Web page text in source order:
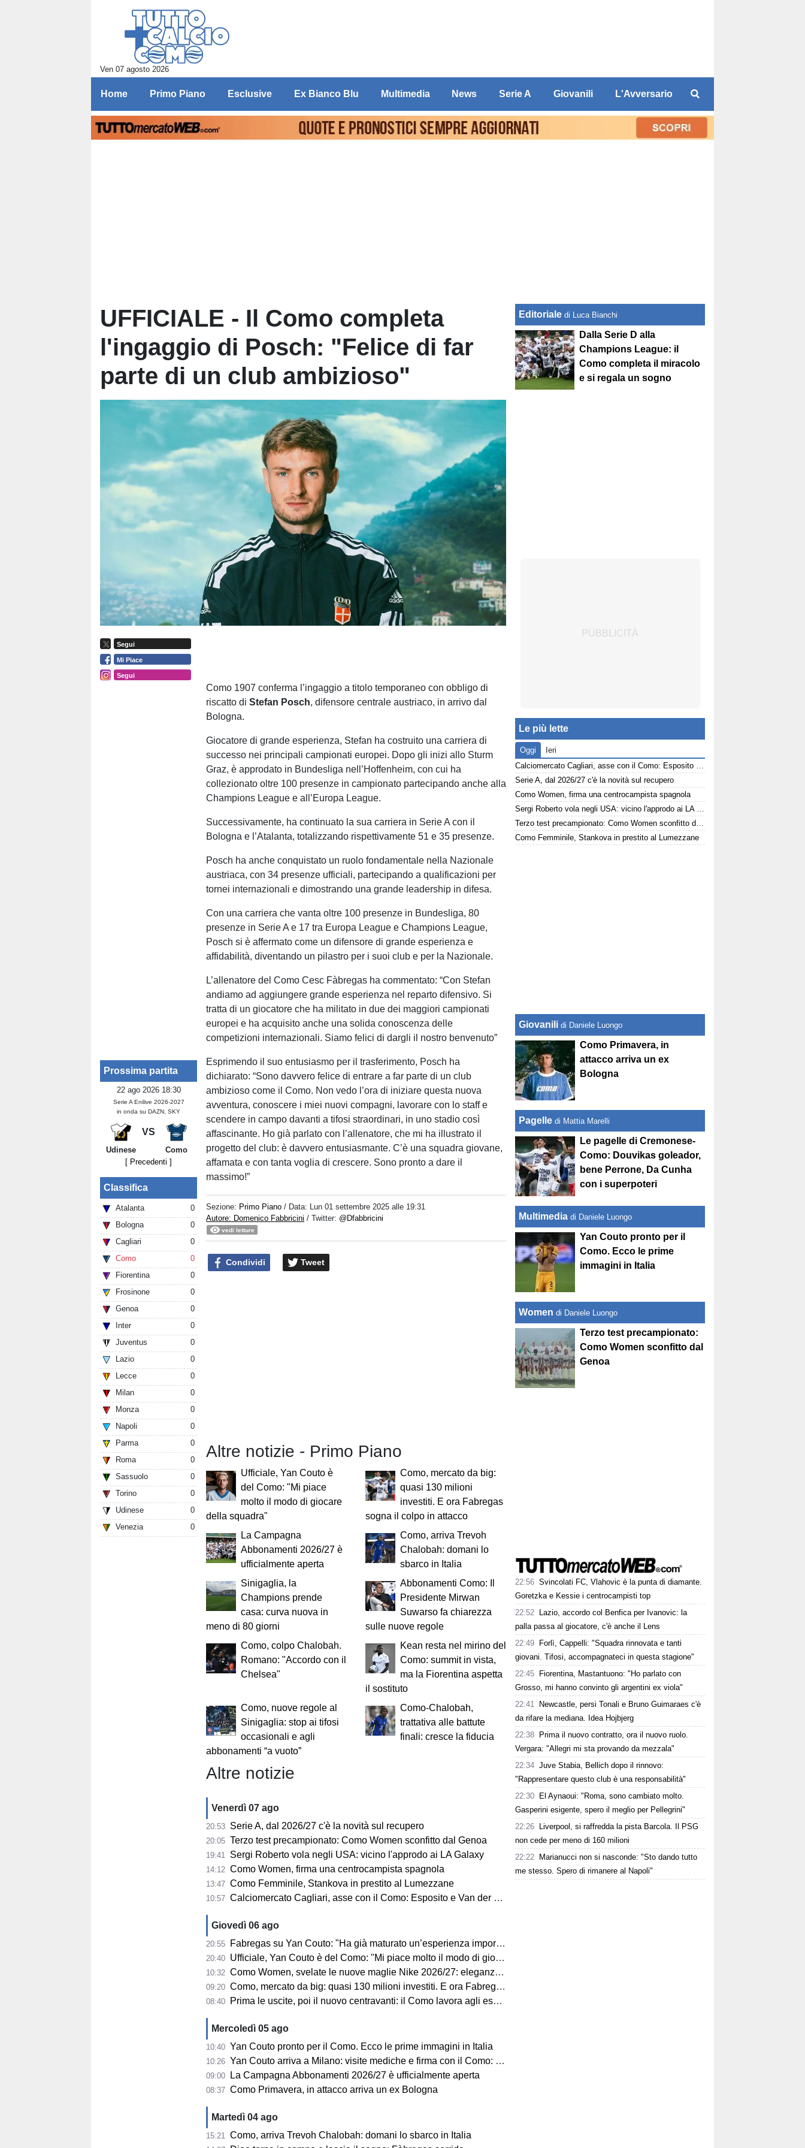
Ven 07 agosto 2026
Home Primo Piano Esclusive Ex Bianco Blu Multimedia News Serie A Giovanili L'Avversario
UFFICIALE - Il Como completa
l'ingaggio di Posch: "Felice di far
parte di un club ambizioso"
Segui
Mi Piace
Segui
Prossima partita
22 ago 2026 18:30
Serie A Enilive 2026-2027
in onda su DAZN, SKY
VS
Udinese
Como
[ Precedenti ]
Classifica
Atalanta
0
Bologna
0
Cagliari
0
Como
0
Fiorentina
0
Frosinone
0
Genoa
0
Inter
0
Juventus
0
Lazio
0
Lecce
0
Milan
0
Monza
0
Napoli
0
Parma
0
Roma
0
Sassuolo
0
Torino
0
Udinese
0
Venezia
0
Como 1907 conferma l’ingaggio a titolo temporaneo con obbligo di
riscatto di Stefan Posch, difensore centrale austriaco, in arrivo dal
Bologna.
Giocatore di grande esperienza, Stefan ha costruito una carriera di
successo nei principali campionati europei. Dopo gli inizi allo Sturm
Graz, è approdato in Bundesliga nell’Hoffenheim, con cui ha
collezionato oltre 100 presenze in campionato partecipando anche alla
Champions League e all’Europa League.
Successivamente, ha continuato la sua carriera in Serie A con il
Bologna e l’Atalanta, totalizzando rispettivamente 51 e 35 presenze.
Posch ha anche conquistato un ruolo fondamentale nella Nazionale
austriaca, con 34 presenze ufficiali, partecipando a qualificazioni per
tornei internazionali e dimostrando una grande leadership in difesa.
Con una carriera che vanta oltre 100 presenze in Bundesliga, 80
presenze in Serie A e 17 tra Europa League e Champions League,
Posch si è affermato come un difensore di grande esperienza e
affidabilità, diventando un pilastro per i suoi club e per la Nazionale.
L’allenatore del Como Cesc Fàbregas ha commentato: “Con Stefan
andiamo ad aggiungere grande esperienza nel reparto difensivo. Si
tratta di un giocatore che ha militato in due dei maggiori campionati
europei e ha acquisito anche una solida conoscenza delle
competizioni internazionali. Siamo felici di dargli il nostro benvenuto”
Esprimendo il suo entusiasmo per il trasferimento, Posch ha
dichiarato: “Sono davvero felice di entrare a far parte di un club
ambizioso come il Como. Non vedo l’ora di iniziare questa nuova
avventura, conoscere i miei nuovi compagni, lavorare con lo staff e
scendere in campo davanti a tifosi straordinari, in uno stadio così
affascinante. Ho già parlato con l’allenatore, che mi ha illustrato il
progetto del club: è davvero entusiasmante. C’è una squadra giovane,
affamata e con tanta voglia di crescere. Sono pronto a dare il
massimo!”
Sezione: Primo Piano / Data: Lun 01 settembre 2025 alle 19:31
Autore: Domenico Fabbricini / Twitter: @Dfabbricini
vedi letture
Condividi Tweet
Altre notizie - Primo Piano
Ufficiale, Yan Couto è
del Como: "Mi piace
molto il modo di giocare
della squadra"
Como, mercato da big:
quasi 130 milioni
investiti. E ora Fabregas
sogna il colpo in attacco
La Campagna
Abbonamenti 2026/27 è
ufficialmente aperta
Como, arriva Trevoh
Chalobah: domani lo
sbarco in Italia
Sinigaglia, la
Champions prende
casa: curva nuova in
meno di 80 giorni
Abbonamenti Como: Il
Presidente Mirwan
Suwarso fa chiarezza
sulle nuove regole
Como, colpo Chalobah.
Romano: "Accordo con il
Chelsea"
Kean resta nel mirino del
Como: summit in vista,
ma la Fiorentina aspetta
il sostituto
Como, nuove regole al
Sinigaglia: stop ai tifosi
occasionali e agli
abbonamenti “a vuoto”
Como-Chalobah,
trattativa alle battute
finali: cresce la fiducia
Altre notizie
Venerdì 07 ago
20:53 Serie A, dal 2026/27 c'è la novità sul recupero
20:05 Terzo test precampionato: Como Women sconfitto dal Genoa
19:41 Sergi Roberto vola negli USA: vicino l'approdo ai LA Galaxy
14:12 Como Women, firma una centrocampista spagnola
13:47 Como Femminile, Stankova in prestito al Lumezzane
10:57 Calciomercato Cagliari, asse con il Como: Esposito e Van der Brempt sul tavolo
Giovedì 06 ago
20:55 Fabregas su Yan Couto: "Ha già maturato un’esperienza importante, può crescere ancora"
20:40 Ufficiale, Yan Couto è del Como: "Mi piace molto il modo di giocare della squadra"
10:32 Como Women, svelate le nuove maglie Nike 2026/27: eleganza e performance al centro del progetto
09:20 Como, mercato da big: quasi 130 milioni investiti. E ora Fabregas sogna il colpo in attacco
08:40 Prima le uscite, poi il nuovo centravanti: il Como lavora agli esuberi
Mercoledì 05 ago
10:40 Yan Couto pronto per il Como. Ecco le prime immagini in Italia
10:26 Yan Couto arriva a Milano: visite mediche e firma con il Como: “Sono molto felice ed emozionato”
09:00 La Campagna Abbonamenti 2026/27 è ufficialmente aperta
08:37 Como Primavera, in attacco arriva un ex Bologna
Martedì 04 ago
15:21 Como, arriva Trevoh Chalobah: domani lo sbarco in Italia
Editoriale di Luca Bianchi
Dalla Serie D alla
Champions League: il
Como completa il miracolo
e si regala un sogno
Le più lette
Oggi
Ieri
Calciomercato Cagliari, asse con il Como: Esposito e Van der Brempt sul tavolo
Serie A, dal 2026/27 c'è la novità sul recupero
Como Women, firma una centrocampista spagnola
Sergi Roberto vola negli USA: vicino l'approdo ai LA Galaxy
Terzo test precampionato: Como Women sconfitto dal Genoa
Como Femminile, Stankova in prestito al Lumezzane
Giovanili di Daniele Luongo
Como Primavera, in
attacco arriva un ex
Bologna
Pagelle di Mattia Marelli
Le pagelle di Cremonese-
Como: Douvikas goleador,
bene Perrone, Da Cunha
con i superpoteri
Multimedia di Daniele Luongo
Yan Couto pronto per il
Como. Ecco le prime
immagini in Italia
Women di Daniele Luongo
Terzo test precampionato:
Como Women sconfitto dal
Genoa
22:56 Svincolati FC, Vlahovic è la punta di diamante.
Goretzka e Kessie i centrocampisti top
22:52
Lazio, accordo col Benfica per Ivanovic: la
palla passa al giocatore, c'è anche il Lens
22:49
Forlì, Cappelli: "Squadra rinnovata e tanti
giovani. Tifosi, accompagnateci in questa stagione"
22:45
Fiorentina, Mastantuono: "Ho parlato con
Grosso, mi hanno convinto gli argentini ex viola"
22:41
Newcastle, persi Tonali e Bruno Guimaraes c'è
da rifare la mediana. Idea Hojbjerg
22:38
Prima il nuovo contratto, ora il nuovo ruolo.
Vergara: "Allegri mi sta provando da mezzala"
22:34 Juve Stabia, Bellich dopo il rinnovo:
"Rappresentare questo club è una responsabilità"
22:30
El Aynaoui: "Roma, sono cambiato molto.
Gasperini esigente, spero il meglio per Pellegrini"
22:26
Liverpool, si raffredda la pista Barcola. Il PSG
non cede per meno di 160 milioni
22:22
Marianucci non si nasconde: "Sto dando tutto
me stesso. Spero di rimanere al Napoli"